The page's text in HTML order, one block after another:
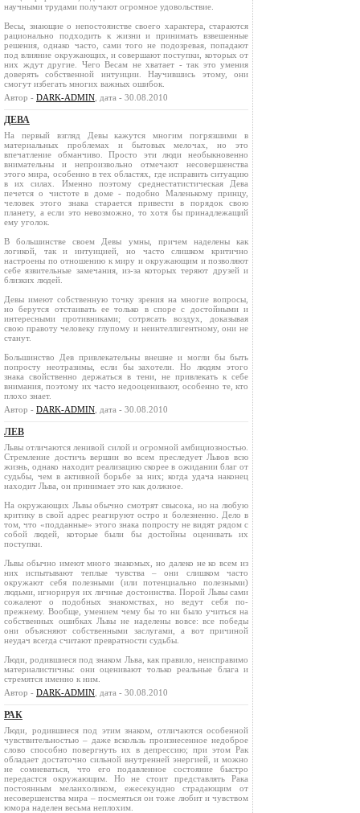
научными трудами получают огромное удовольствие.
Весы, знающие о непостоянстве своего характера, стараются
рационально подходить к жизни и принимать взвешенные
решения, однако часто, сами того не подозревая, попадают
под влияние окружающих, и совершают поступки, которых от
них ждут другие. Чего Весам не хватает - так это умения
доверять собственной интуиции. Научившись этому, они
смогут избегать многих важных ошибок.
Автор - DARK-ADMIN , дата - 30.08.2010
ДЕВА
На первый взгляд Девы кажутся многим погрязшими в
материальных проблемах и бытовых мелочах, но это
впечатление обманчиво. Просто эти люди необыкновенно
внимательны и непроизвольно отмечают несовершенства
этого мира, особенно в тех областях, где исправить ситуацию
в их силах. Именно поэтому среднестатистическая Дева
печется о чистоте в доме - подобно Маленькому принцу,
человек этого знака старается привести в порядок свою
планету, а если это невозможно, то хотя бы принадлежащий
ему уголок.
В большинстве своем Девы умны, причем наделены как
логикой, так и интуицией, но часто слишком критично
настроены по отношению к миру и окружающим и позволяют
себе язвительные замечания, из-за которых теряют друзей и
близких людей.
Девы имеют собственную точку зрения на многие вопросы,
но берутся отстаивать ее только в споре с достойными и
интересными противниками; сотрясать воздух, доказывая
свою правоту человеку глупому и неинтеллигентному, они не
станут.
Большинство Дев привлекательны внешне и могли бы быть
попросту неотразимы, если бы захотели. Но людям этого
знака свойственно держаться в тени, не привлекать к себе
внимания, поэтому их часто недооценивают, особенно те, кто
плохо знает.
Автор - DARK-ADMIN , дата - 30.08.2010
ЛЕВ
Львы отличаются ленивой силой и огромной амбициозностью.
Стремление достичь вершин во всем преследует Львов всю
жизнь, однако находит реализацию скорее в ожидании благ от
судьбы, чем в активной борьбе за них; когда удача наконец
находит Льва, он принимает это как должное.
На окружающих Львы обычно смотрят свысока, но на любую
критику в свой адрес реагируют остро и болезненно. Дело в
том, что «подданные» этого знака попросту не видят рядом с
собой людей, которые были бы достойны оценивать их
поступки.
Львы обычно имеют много знакомых, но далеко не ко всем из
них испытывают теплые чувства – они слишком часто
окружают себя полезными (или потенциально полезными)
людьми, игнорируя их личные достоинства. Порой Львы сами
сожалеют о подобных знакомствах, но ведут себя по-
прежнему. Вообще, умением чему бы то ни было учиться на
собственных ошибках Львы не наделены вовсе: все победы
они объясняют собственными заслугами, а вот причиной
неудач всегда считают превратности судьбы.
Люди, родившиеся под знаком Льва, как правило, неисправимо
материалистичны: они оценивают только реальные блага и
стремятся именно к ним.
Автор - DARK-ADMIN , дата - 30.08.2010
РАК
Люди, родившиеся под этим знаком, отличаются особенной
чувствительностью – даже вскользь произнесенное недоброе
слово способно повергнуть их в депрессию; при этом Рак
обладает достаточно сильной внутренней энергией, и можно
не сомневаться, что его подавленное состояние быстро
передастся окружающим. Но не стоит представлять Рака
постоянным меланхоликом, ежесекундно страдающим от
несовершенства мира – посмеяться он тоже любит и чувством
юмора наделен весьма неплохим.